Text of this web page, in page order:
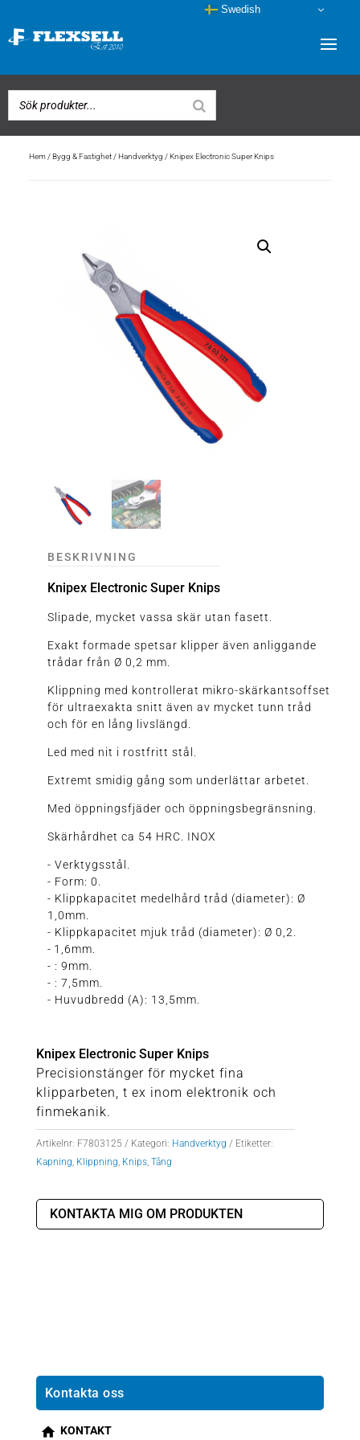
Hem/Bygg & Fastighet/Handverktyg / Knipex Electronic Super Knips
BESKRIVNING
Knipex Electronic Super Knips
Slipade, mycket vassa skär utan fasett.
Exakt formade spetsar klipper även anliggande
trådar från Ø 0,2 mm.
Klippning med kontrollerat mikro-skärkantsoffset
för ultraexakta snitt även av mycket tunn tråd
och för en lång livslängd.
Led med nit i rostfritt stål.
Extremt smidig gång som underlättar arbetet.
Med öppningsfjäder och öppningsbegränsning.
Skärhårdhet ca 54 HRC. INOX
- Verktygsstål.
- Form: 0.
- Klippkapacitet medelhård tråd (diameter): Ø
1,0mm.
- Klippkapacitet mjuk tråd (diameter): Ø 0,2.
- 1,6mm.
- : 9mm.
- : 7,5mm.
- Huvudbredd (A): 13,5mm.
Knipex Electronic Super Knips
Precisionstänger för mycket fina
klipparbeten, t ex inom elektronik och
finmekanik.
Artikelnr: F7803125 Kategori: Handverktyg
Etiketter:
Kapning, Klippning, Knips, Tång
KONTAKTA MIG OM PRODUKTEN
Kontakta oss
KONTAKT
Swedish